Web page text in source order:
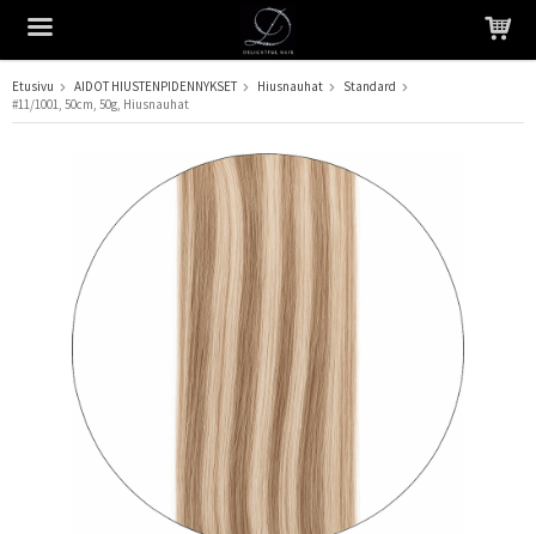
Tuote on lisätty ostoskoriin
Etusivu AIDOT HIUSTENPIDENNYKSET Hiusnauhat
Standard
#11/1001, 50cm, 50g, Hiusnauhat